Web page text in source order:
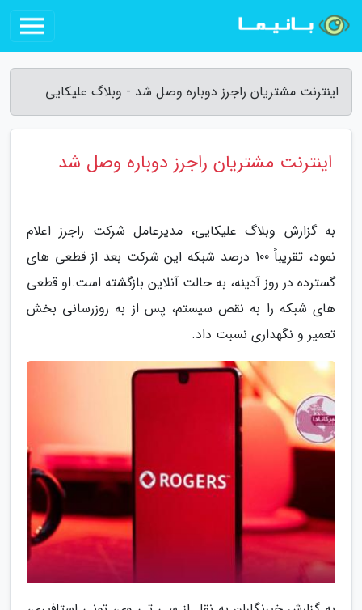
اینترنت مشتریان راجرز دوباره وصل شد - وبلاگ علیکایی
اینترنت مشتریان راجرز دوباره وصل شد
به گزارش وبلاگ علیکایی، مدیرعامل شرکت راجرز اعلام
نمود، تقریباً 100 درصد شبکه این شرکت بعد از قطعی های
گسترده در روز آدینه، به حالت آنلاین بازگشته است.او قطعی
های شبکه را به نقص سیستم، پس از به روزرسانی بخش
تعمیر و نگهداری نسبت داد.